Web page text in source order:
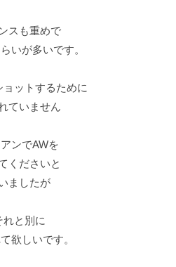
スも重めで
いが多いです。
ットするために
ていません
ンでAWを
くださいと
ましたが
れと別に
欲しいです。